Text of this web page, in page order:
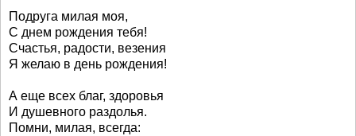
Подруга милая моя,
С днем рождения тебя!
Счастья, радости, везения
Я желаю в день рождения!
А еще всех благ, здоровья
И душевного раздолья.
Помни, милая, всегда: